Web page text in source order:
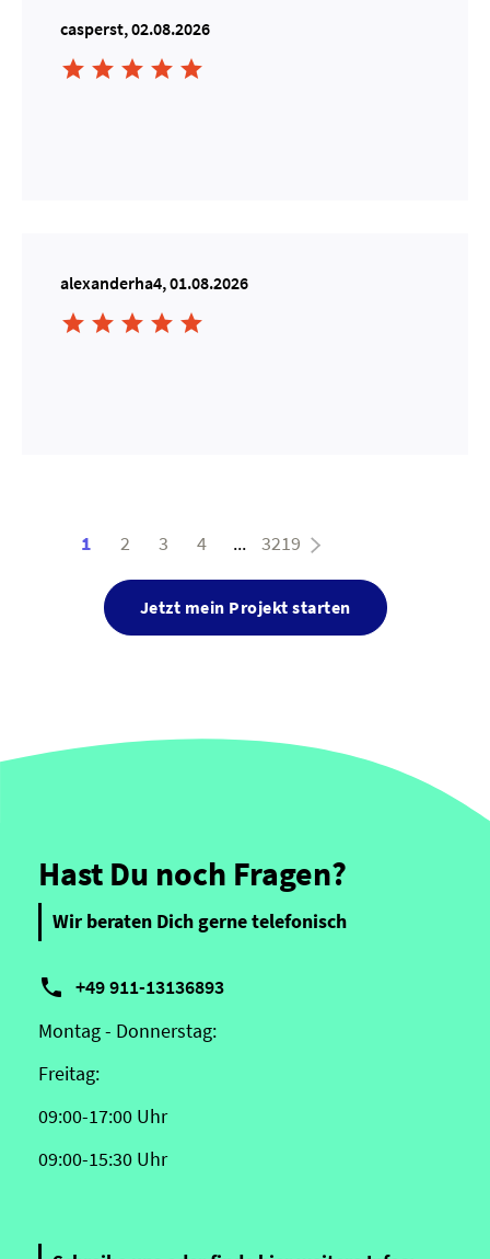
casperst, 02.08.2026
    
alexanderha4, 01.08.2026
    
1 2 3 4 ... 3219
Jetzt mein Projekt starten
Hast Du noch Fragen?
Wir beraten Dich gerne telefonisch
 +49 911-13136893
Montag - Donnerstag:
Freitag:
09:00-17:00 Uhr
09:00-15:30 Uhr